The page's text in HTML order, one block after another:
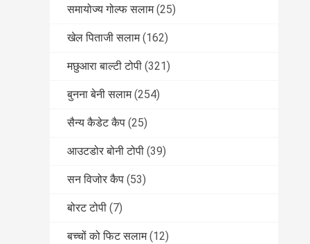
समायोज्य गोल्फ सलाम (25)
खेल पिताजी सलाम (162)
मछुआरा बाल्टी टोपी (321)
बुनना बेनी सलाम (254)
सैन्य कैडेट कैप (25)
आउटडोर बोनी टोपी (39)
सन विजोर कैप (53)
बोरट टोपी (7)
बच्चों को फिट सलाम (12)